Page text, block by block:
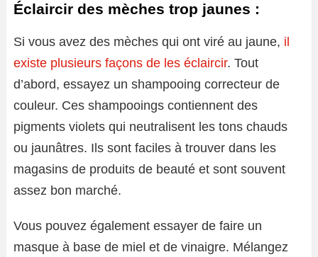
Éclaircir des mèches trop jaunes :
Si vous avez des mèches qui ont viré au jaune, il
existe plusieurs façons de les éclaircir. Tout
d’abord, essayez un shampooing correcteur de
couleur. Ces shampooings contiennent des
pigments violets qui neutralisent les tons chauds
ou jaunâtres. Ils sont faciles à trouver dans les
magasins de produits de beauté et sont souvent
assez bon marché.
Vous pouvez également essayer de faire un
masque à base de miel et de vinaigre. Mélangez